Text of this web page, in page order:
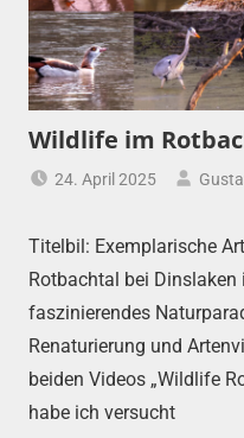
Wildlife im
24. April 2025
Titelbil: Exemplarische
Rotbachtal bei
faszinierendes
Renaturierung und
beiden Videos „Wildlife
habe ich versucht